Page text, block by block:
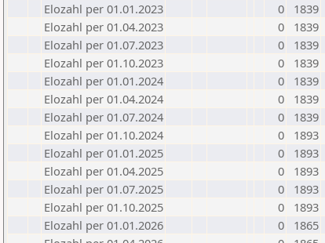
Elozahl per 01.01.2023
0
1839
Elozahl per 01.04.2023
0
1839
Elozahl per 01.07.2023
0
1839
Elozahl per 01.10.2023
0
1839
Elozahl per 01.01.2024
0
1839
Elozahl per 01.04.2024
0
1839
Elozahl per 01.07.2024
0
1839
Elozahl per 01.10.2024
0
1893
Elozahl per 01.01.2025
0
1893
Elozahl per 01.04.2025
0
1893
Elozahl per 01.07.2025
0
1893
Elozahl per 01.10.2025
0
1893
Elozahl per 01.01.2026
0
1865